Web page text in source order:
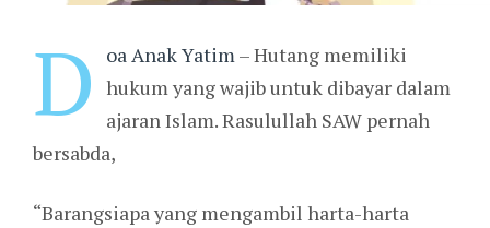
D oa Anak Yatim– Hutang memiliki
hukum yang wajib untuk dibayar dalam
ajaran Islam. Rasulullah SAW pernah
bersabda,
“Barangsiapa yang mengambil harta-harta